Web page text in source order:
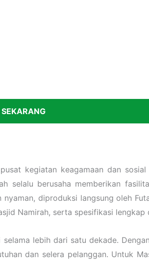
kegiatan keagamaan dan
selalu berusaha memberikan
diproduksi langsung oleh
Namirah, serta spesifikasi
lebih dari satu dekade.
dan selera pelanggan. Untuk